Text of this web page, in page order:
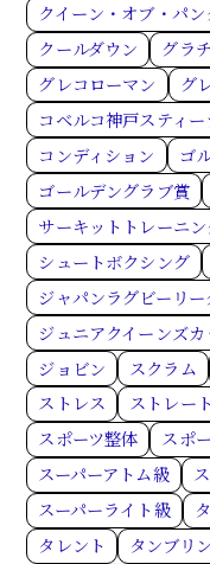
クイーン・オブ・パ
クールダウン
グラ
グレコローマン
グ
コベルコ神戸スティ
コンディション
ゴ
ゴールデングラブ賞
サーキットトレーニ
シュートボクシング
ジャパンラグビーリ
ジュニアクイーンズ
ジョビン
スクラム
ストレス
ストレー
スポーツ整体
スポ
スーパーアトム級
スーパーライト級
タレント
タンブリ